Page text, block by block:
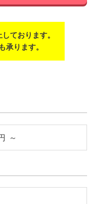
ております。
承ります。
～